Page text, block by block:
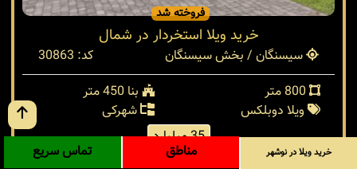
فروخته شد
خرید ویلا استخردار در شمال
سیسنگان / بخش سیسنگان
کد: 30863
بنا 450 متر
ویلا دوبلکس
شهرکی
35 میلیارد
خرید ویلا در نوشهر مناطق تماس سریع